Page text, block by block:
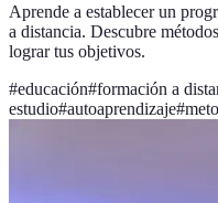
Aprende a establecer un
a distancia. Descubre
lograr tus objetivos.
#educación#formación a
estudio#autoaprendizaje#